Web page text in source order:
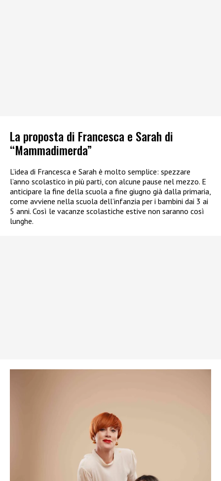
La proposta di Francesca e Sarah di
“Mammadimerda”
L’idea di Francesca e Sarah è molto semplice: spezzare
l’anno scolastico in più parti, con alcune pause nel mezzo. E
anticipare la fine della scuola a fine giugno già dalla primaria,
come avviene nella scuola dell’infanzia per i bambini dai 3 ai
5 anni. Così le vacanze scolastiche estive non saranno così
lunghe.